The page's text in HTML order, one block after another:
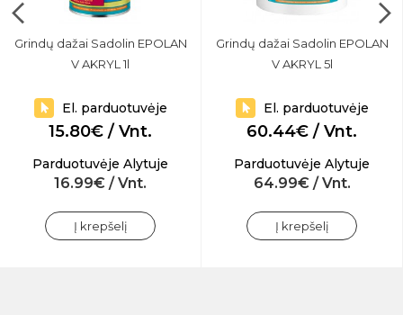
Grindų dažai Sadolin EPOLAN
V AKRYL 1l
El. parduotuvėje
15.80€ / Vnt.
Parduotuvėje Alytuje
16.99€ / Vnt.
Į krepšelį
Grindų dažai Sadolin EPOLAN
V AKRYL 5l
El. parduotuvėje
60.44€ / Vnt.
Parduotuvėje Alytuje
64.99€ / Vnt.
Į krepšelį